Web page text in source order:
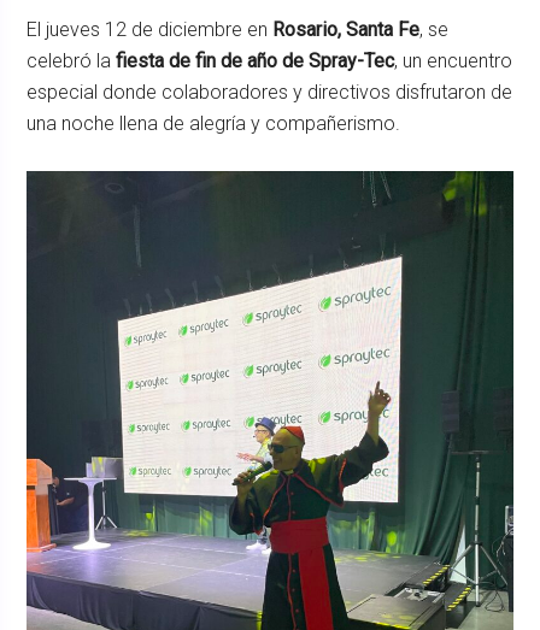
El jueves 12 de diciembre en Rosario, Santa Fe, se
celebró lafiesta de fin de año de Spray-Tec, un encuentro
especial donde colaboradores y directivos disfrutaron de
una noche llena de alegría y compañerismo.